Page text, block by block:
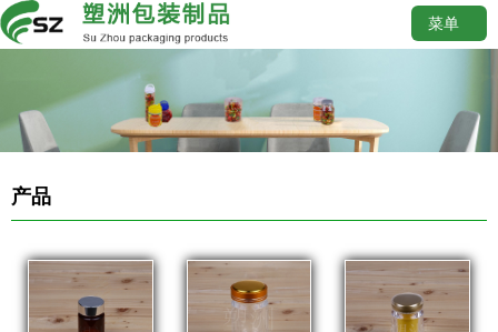
菜单
产品